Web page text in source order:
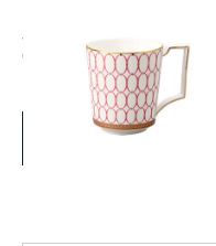
ルネッサンス ゴールド マグ
(ピンク)
(税込)
詳細を見る